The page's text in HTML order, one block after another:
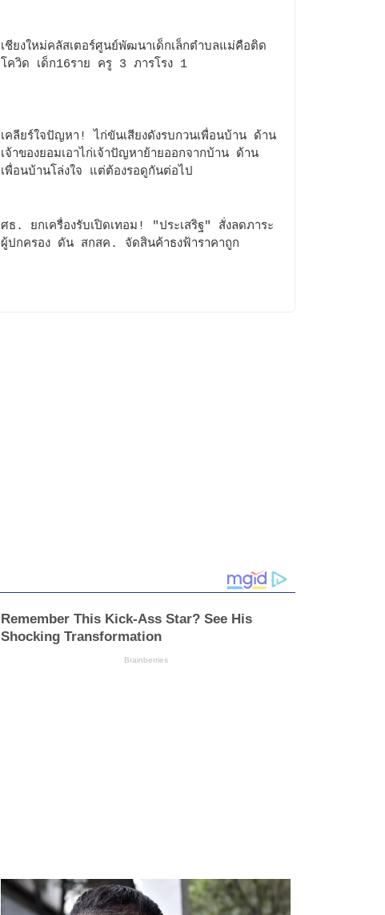
เชียงใหม่คลัสเตอร์ศูนย์พัฒนาเด็กเล็กตำบลแม่คือติด
โควิด เด็ก16ราย ครู 3 ภารโรง 1
เคลียร์ใจปัญหา! ไก่ขันเสียงดังรบกวนเพื่อนบ้าน ด้าน
เจ้าของยอมเอาไก่เจ้าปัญหาย้ายออกจากบ้าน ด้าน
เพื่อนบ้านโล่งใจ แต่ต้องรอดูกันต่อไป
ศธ. ยกเครื่องรับเปิดเทอม! "ประเสริฐ" สั่งลดภาระ
ผู้ปกครอง ดัน สกสค. จัดสินค้าธงฟ้าราคาถูก